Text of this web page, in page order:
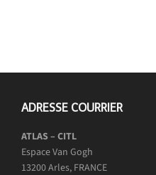
ADRESSE COURRIER
ATLAS – CITL
Espace Van Gogh
13200 Arles, FRANCE